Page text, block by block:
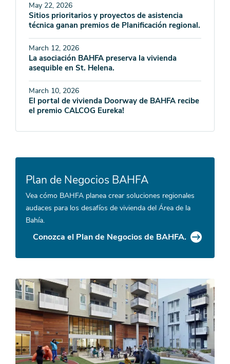
May 22, 2026
Sitios prioritarios y proyectos de asistencia
técnica ganan premios de Planificación regional.
March 12, 2026
La asociación BAHFA preserva la vivienda
asequible en St. Helena.
March 10, 2026
El portal de vivienda Doorway de BAHFA recibe
el premio CALCOG Eureka!
Plan de Negocios BAHFA
Vea cómo BAHFA planea crear soluciones regionales
audaces para los desafíos de vivienda del Área de la
Bahía.
Conozca el Plan de Negocios de BAHFA.